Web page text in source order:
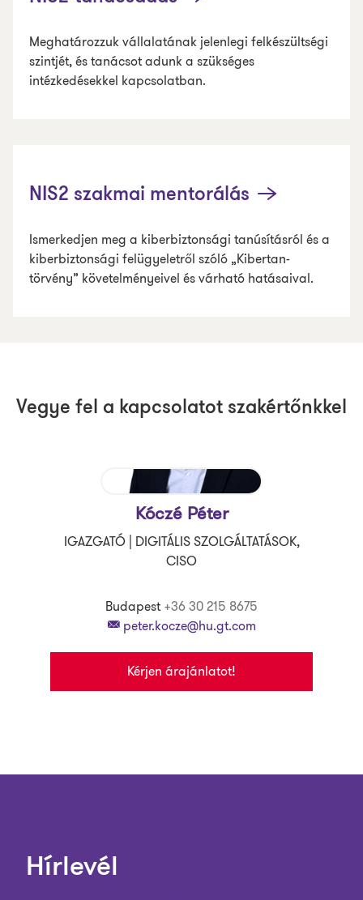
Meghatározzuk vállalatának jelenlegi felkészültségi
szintjét, és tanácsot adunk a szükséges
intézkedésekkel kapcsolatban.
NIS2 szakmai mentorálás
Ismerkedjen meg a kiberbiztonsági tanúsításról és a
kiberbiztonsági felügyeletről szóló „Kibertan-
törvény” követelményeivel és várható hatásaival.
Vegye fel a kapcsolatot szakértőnkkel
Kóczé Péter
IGAZGATÓ | DIGITÁLIS SZOLGÁLTATÁSOK,
CISO
Budapest +36 30 215 8675
peter.kocze@hu.gt.com
Kérjen árajánlatot!
Hírlevél